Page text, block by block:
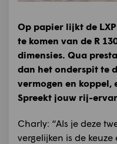
Op papier lijkt de
te komen van de R
dimensies. Qua
dan het onderspit te
vermogen en
Spreekt jouw rij-
Charly: “Als je deze
vergelijken is de